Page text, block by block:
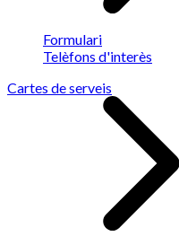
Formulari
Telèfons d'interès
Cartes de serveis